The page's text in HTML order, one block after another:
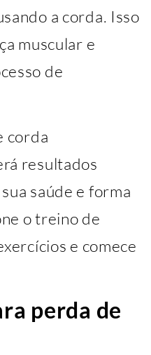
a corda. Isso
muscular e
de
corda
resultados
saúde e forma
o treino de
e comece
perda de